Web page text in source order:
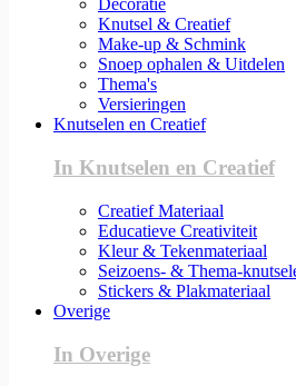
Decoratie
Knutsel & Creatief
Make-up & Schmink
Snoep ophalen & Uitdelen
Thema's
Versieringen
Knutselen en Creatief
In Knutselen en Creatief
Creatief Materiaal
Educatieve Creativiteit
Kleur & Tekenmateriaal
Seizoens- & Thema-
Stickers & Plakmateriaal
Overige
In Overige